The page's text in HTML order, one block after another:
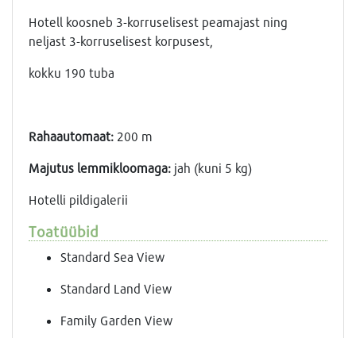
Hotell koosneb 3-korruselisest peamajast ning
neljast 3-korruselisest korpusest,
kokku 190 tuba
Rahaautomaat: 200 m
Majutus lemmikloomaga: jah (kuni 5 kg)
Hotelli pildigalerii
Toatüübid
Standard Sea View
Standard Land View
Family Garden View